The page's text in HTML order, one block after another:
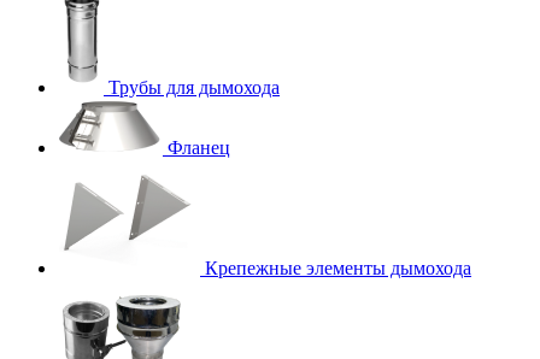
Трубы для дымохода
Фланец
Крепежные элементы дымохода